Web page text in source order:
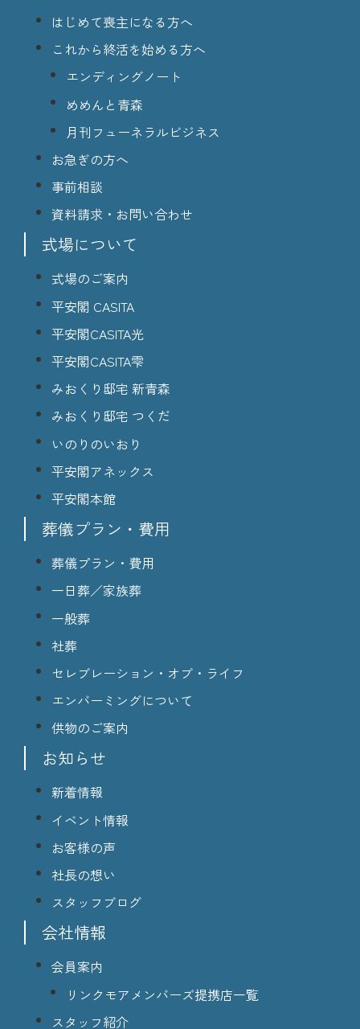
はじめて喪主になる方へ
これから終活を始める方へ
エンディングノート
めめんと青森
月刊フューネラルビジネス
お急ぎの方へ
事前相談
資料請求・お問い合わせ
式場について
式場のご案内
平安閣 CASITA
平安閣CASITA光
平安閣CASITA雫
みおくり邸宅 新青森
みおくり邸宅 つくだ
いのりのいおり
平安閣アネックス
平安閣本館
葬儀プラン・費用
葬儀プラン・費用
一日葬／家族葬
一般葬
社葬
セレブレーション・オブ・ライフ
エンバーミングについて
供物のご案内
お知らせ
新着情報
イベント情報
お客様の声
社長の想い
スタッフブログ
会社情報
会員案内
リンクモアメンバーズ提携店一覧
スタッフ紹介